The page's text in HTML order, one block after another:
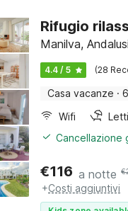
Rifugio
Manilva,
4.4 / 5 (28
Casa vacanze ·
Wifi
Cancellazione
€116 a notte €
+Costi aggiuntivi